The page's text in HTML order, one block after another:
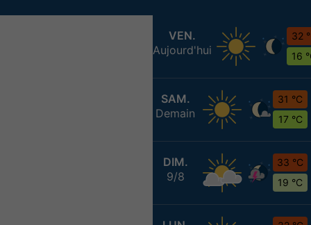
VEN.
Aujourd'hui
32
16
SAM.
Demain
31 °C
17 °C
DIM.
9/8
33 °C
19 °C